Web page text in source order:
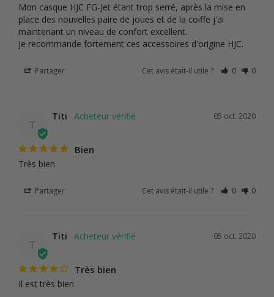
Mon casque HJC FG-Jet étant trop serré, après la mise en
place des nouvelles paire de joues et de la coiffe j'ai
maintenant un niveau de confort excellent.
Je recommande fortement ces accessoires d'origine HJC.
Partager Cet avis était-il utile ? 0 0
T
05 oct. 2020
Titi
Bien
Très bien
Partager Cet avis était-il utile ? 0 0
T
05 oct. 2020
Titi
Très bien
Il est très bien